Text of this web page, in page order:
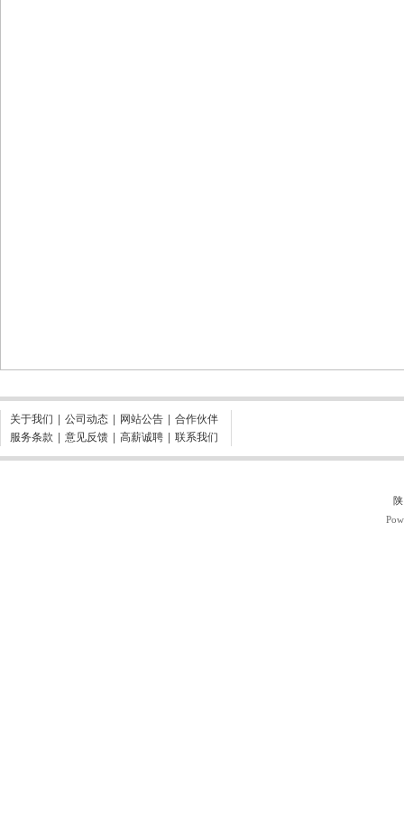
关于我们 公司动态 网站公告
合作伙伴
服务条款
意见反馈 高薪诚聘 联系我们